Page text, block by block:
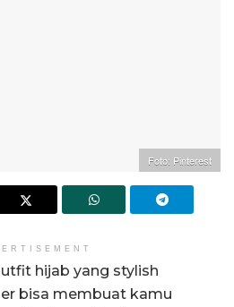
Foto: Pinterest
hijab yang stylish
bisa membuat kamu